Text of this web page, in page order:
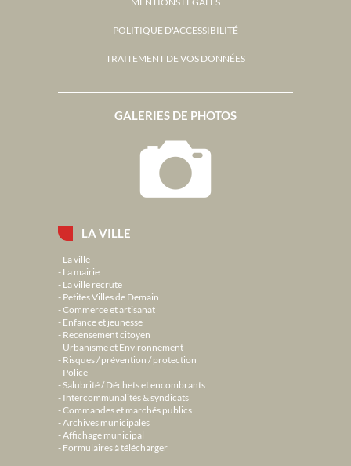
LA VILLE
La ville
La mairie
La ville recrute
Petites Villes de Demain
Commerce et artisanat
Enfance et jeunesse
Recensement citoyen
Urbanisme et Environnement
Risques / prévention / protection
Police
Salubrité / Déchets et encombrants
Intercommunalités & syndicats
Commandes et marchés publics
Archives municipales
Affichage municipal
Formulaires à télécharger
GALERIES DE PHOTOS
POLITIQUE D'ACCESSIBILITÉ
TRAITEMENT DE VOS DONNÉES